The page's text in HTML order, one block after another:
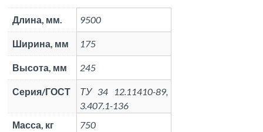
Длина, мм. 9500
Ширина, мм 175
Высота, мм 245
Серия/ГОСТ
ТУ 34 12.11410-89,
3.407.1-136
Масса, кг
750